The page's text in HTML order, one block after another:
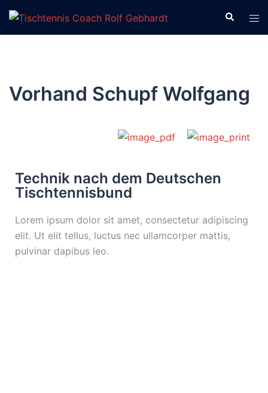
Vorhand Schupf Wolfgang
Technik nach dem Deutschen
Tischtennisbund
Lorem ipsum dolor sit amet, consectetur adipiscing
elit. Ut elit tellus, luctus nec ullamcorper mattis,
pulvinar dapibus leo.